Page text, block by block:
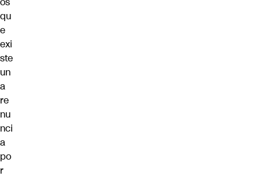
qu
e
exi
ste
un
a
re
nu
nci
a
po
r